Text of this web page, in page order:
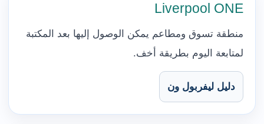
Liverpool ONE
منطقة تسوق ومطاعم يمكن الوصول إليها بعد المكتبة
لمتابعة اليوم بطريقة أخف.
دليل ليفربول ون